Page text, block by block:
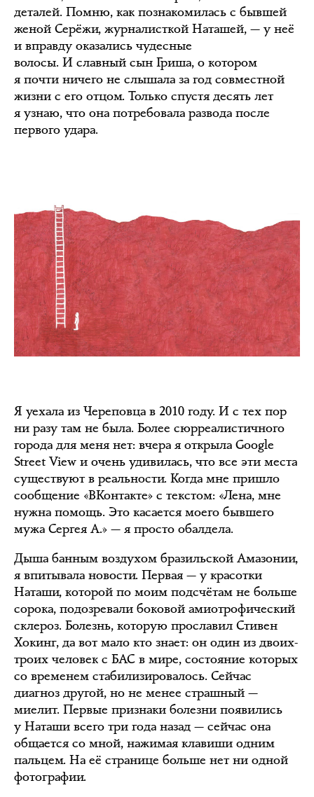
деталей. Помню, как познакомилась с бывшей
женой Серёжи, журналисткой Наташей, — у неё
и вправду оказались чудесные
волосы. И славный сын Гриша, о котором
я почти ничего не слышала за год совместной
жизни с его отцом. Только спустя десять лет
я узнаю, что она потребовала развода после
первого удара.
Я уехала из Череповца в 2010 году. И с тех пор
ни разу там не была. Более сюрреалистичного
города для меня нет: вчера я открыла Google
Street View и очень удивилась, что все эти места
существуют в реальности. Когда мне пришло
сообщение «ВКонтакте» с текстом: «Лена, мне
нужна помощь. Это касается моего бывшего
мужа Сергея А.» — я просто обалдела.
Дыша банным воздухом бразильской Амазонии,
я впитывала новости. Первая — у красотки
Наташи, которой по моим подсчётам не больше
сорока, подозревали боковой амиотрофический
склероз. Болезнь, которую прославил Стивен
Хокинг, да вот мало кто знает: он один из двоих-
троих человек с БАС в мире, состояние которых
со временем стабилизировалось. Сейчас
диагноз другой, но не менее страшный —
миелит. Первые признаки болезни появились
у Наташи всего три года назад — сейчас она
общается со мной, нажимая клавиши одним
пальцем. На её странице больше нет ни одной
фотографии.